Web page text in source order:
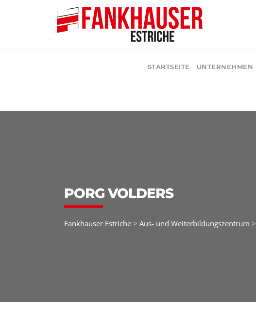
STARTSEITE UNTERNEHMEN
PORG VOLDERS
Fankhauser Estriche > Aus- und Weiterbildungszentrum >